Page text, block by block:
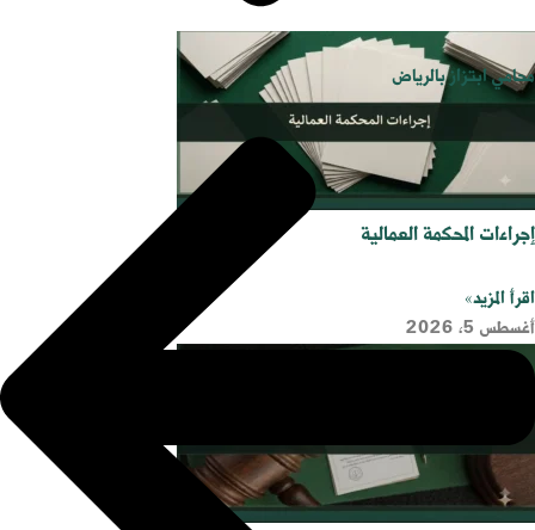
محامي ابتزاز بالرياض
إجراءات المحكمة العمالية
اقرأ المزيد»
أغسطس 5, 2026